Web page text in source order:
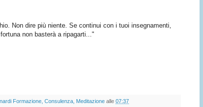
Non dire più niente. Se continui con i tuoi insegnamenti,
non basterà a ripagarti..."
Formazione, Consulenza, Meditazione alle 07:37